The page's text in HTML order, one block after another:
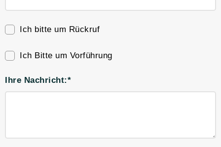
Ich bitte um Rückruf
Ich Bitte um Vorführung
Ihre Nachricht:*